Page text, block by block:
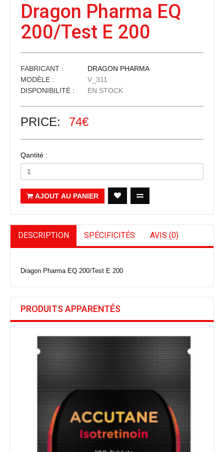
Dragon Pharma EQ
200/Test E 200
FABRICANT :
DRAGON PHARMA
MODÈLE :
V_311
DISPONIBILITÉ :
EN STOCK
PRICE: 74€
Qantité :
AJOUT AU PANIER
DESCRIPTION SPÉCIFICITÉS AVIS (0)
Dragon Pharma EQ 200/Test E 200
PRODUITS APPARENTÉS